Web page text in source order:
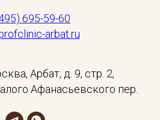
695-59-60
arbat.ru
Арбат, д. 9, стр. 2,
Афанасьевского пер.